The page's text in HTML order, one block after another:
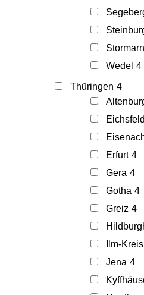
Stormarn
Wedel 4
Thüringen 4
Eichsfeld
Erfurt 4
Gera 4
Gotha 4
Greiz 4
Ilm-Kreis
Jena 4